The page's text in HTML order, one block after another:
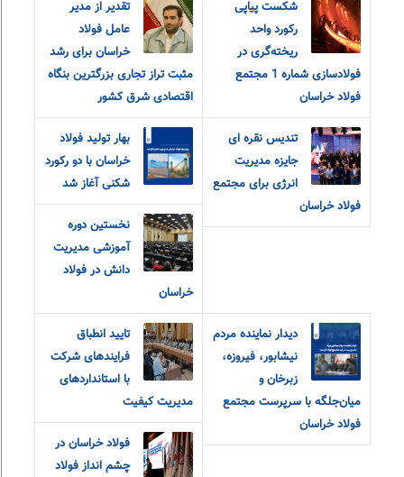
شکست پیاپی
رکورد واحد
ریخته‌گری در
فولادسازی شماره 1 مجتمع
فولاد خراسان
تقدیر از مدیر
عامل فولاد
خراسان برای رشد
مثبت تراز تجاری بزرگترین بنگاه
اقتصادی شرق کشور
تندیس نقره ای
جایزه مدیریت
انرژی برای مجتمع
فولاد خراسان
بهار تولید فولاد
خراسان با‌ دو رکورد
شکنی آغاز شد
نخستین دوره
آموزشی مدیریت
دانش در فولاد
خراسان
دیدار نماینده مردم
نیشابور، فیروزه،
زبرخان و
میان‌جلگه با سرپرست مجتمع
فولاد خراسان
تایید انطباق
فرایندهای شرکت
با استانداردهای
مدیریت کیفیت
فولاد خراسان در
چشم انداز فولاد